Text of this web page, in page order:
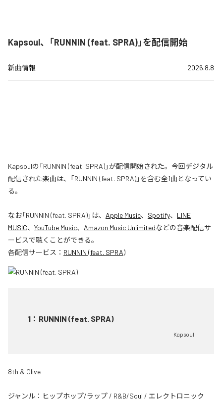
Kapsoul、「RUNNIN (feat. SPRA)」を配信開始
新曲情報 2026.8.8
Kapsoulの「RUNNIN (feat. SPRA)」が配信開始された。今回デジタル
配信された楽曲は、「RUNNIN (feat. SPRA)」を含む全1曲となってい
る。
なお「RUNNIN (feat. SPRA)」は、 Apple Music、 Spotify、 LINE
MUSIC、 YouTube Music、 Amazon Music Unlimitedなどの音楽配信サ
ービスで聴くことができる。
各配信サービス： RUNNIN (feat. SPRA)
1 ： RUNNIN (feat. SPRA)
Kapsoul
8th & Olive
ジャンル： ヒップホップ/ラップ / R&B/Soul / エレクトロニック